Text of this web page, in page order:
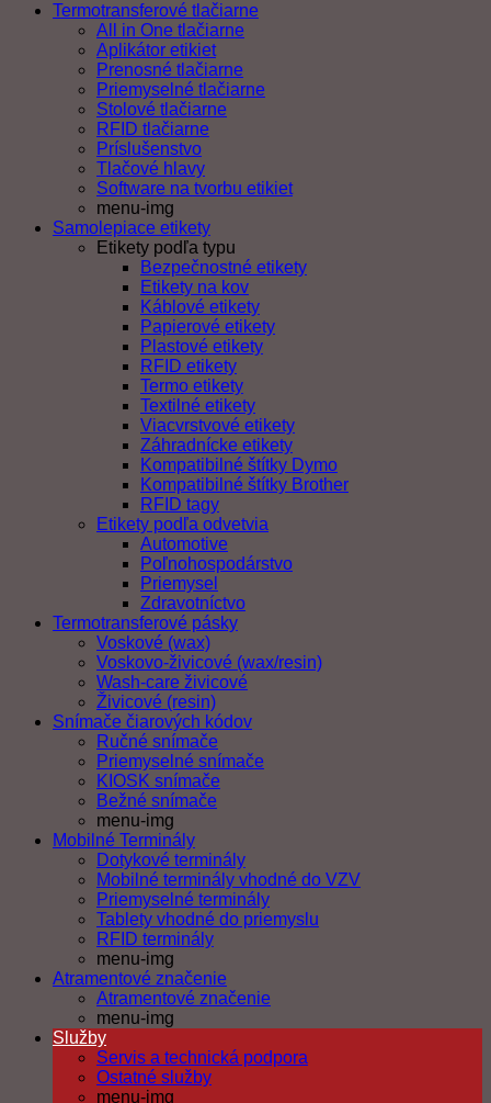
Termotransferové tlačiarne
All in One tlačiarne
Aplikátor etikiet
Prenosné tlačiarne
Priemyselné tlačiarne
Stolové tlačiarne
RFID tlačiarne
Príslušenstvo
Tlačové hlavy
Software na tvorbu etikiet
menu-img
Samolepiace etikety
Etikety podľa typu
Bezpečnostné etikety
Etikety na kov
Káblové etikety
Papierové etikety
Plastové etikety
RFID etikety
Termo etikety
Textilné etikety
Viacvrstvové etikety
Záhradnícke etikety
Kompatibilné štítky Dymo
Kompatibilné štítky Brother
RFID tagy
Etikety podľa odvetvia
Automotive
Poľnohospodárstvo
Priemysel
Zdravotníctvo
Termotransferové pásky
Voskové (wax)
Voskovo-živicové (wax/resin)
Wash-care živicové
Živicové (resin)
Snímače čiarových kódov
Ručné snímače
Priemyselné snímače
KIOSK snímače
Bežné snímače
menu-img
Mobilné Terminály
Dotykové terminály
Mobilné terminály vhodné do VZV
Priemyselné terminály
Tablety vhodné do priemyslu
RFID terminály
menu-img
Atramentové značenie
Atramentové značenie
menu-img
Služby
Servis a technická podpora
Ostatné služby
menu-img